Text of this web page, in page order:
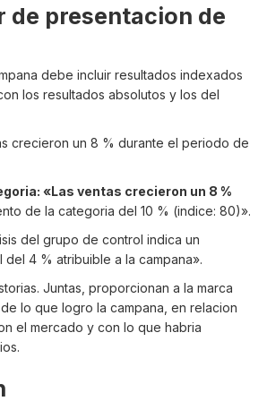
de presentacion de
debe incluir resultados indexados
los resultados absolutos y los del
crecieron un 8 % durante el periodo de
«Las ventas crecieron un 8 %
de la categoria del 10 % (indice: 80)».
del grupo de control indica un
del 4 % atribuible a la campana».
Juntas, proporcionan a la marca
lo que logro la campana, en relacion
el mercado y con lo que habria